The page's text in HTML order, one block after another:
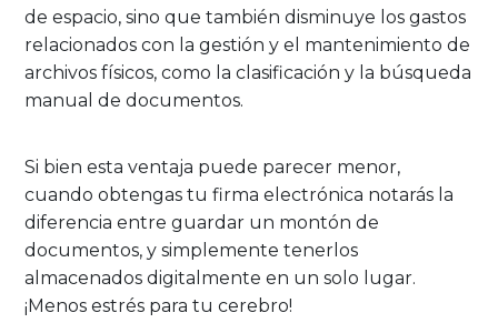
de espacio, sino que también disminuye los gastos
relacionados con la gestión y el mantenimiento de
archivos físicos, como la clasificación y la búsqueda
manual de documentos.
Si bien esta ventaja puede parecer menor,
cuando obtengas tu firma electrónica notarás la
diferencia entre guardar un montón de
documentos, y simplemente tenerlos
almacenados digitalmente en un solo lugar.
¡Menos estrés para tu cerebro!